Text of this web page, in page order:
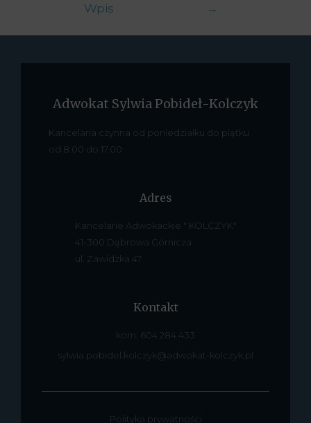
Wpis
→
Adwokat Sylwia Pobideł-Kolczyk
Kancelaria czynna od poniedziałku do piątku
od 8.00 do 17.00
Adres
Kancelarie Adwokackie " KOLCZYK"
41-300 Dąbrowa Górnicza
ul. Zawidzka 47
Kontakt
kom: 604 284 433
sylwia.pobidel.kolczyk@adwokat-kolczyk.pl
Polityka prywatności